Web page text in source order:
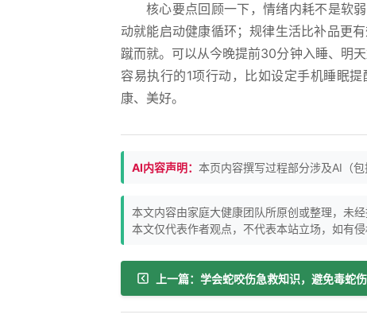
核心要点回顾一下，情绪内耗不是软
动就能启动健康循环；规律生活比补品更
蹴而就。可以从今晚提前30分钟入睡、明
容易执行的1项行动，比如设定手机睡眠
康、美好。
AI内容声明： 本页内容撰写过程部分涉及AI（
本文内容由家庭大健康团队所原创或整理，未
本文仅代表作者观点，不代表本站立场，如有侵